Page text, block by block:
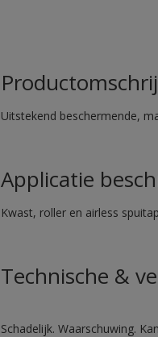
Uitstekend beschermende,
Applicatie
Kwast, roller en airless
Technische &
Schadelijk. Waarschuwing.